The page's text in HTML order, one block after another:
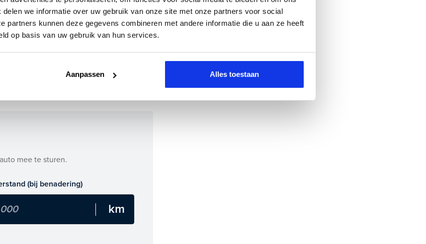
we informatie over uw gebruik van onze site met onze partners voor social
partners kunnen deze gegevens combineren met andere informatie die u aan ze heeft
op basis van uw gebruik van hun services.
Aanpassen Alles toestaan
bij ons financieren of leasen.
online.
zijn binnenkort beschikbaar.
mee te sturen.
(bij benadering)